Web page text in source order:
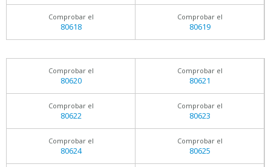
Comprobar el
80618
Comprobar el
80619
Comprobar el
80620
Comprobar el
80621
Comprobar el
80622
Comprobar el
80623
Comprobar el
80624
Comprobar el
80625